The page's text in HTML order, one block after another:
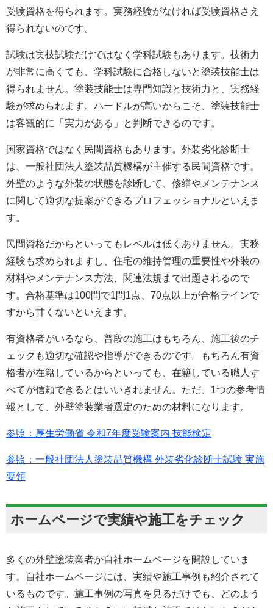
受験資格を得られます。実務経験がなければ受験資格さえ
得られないのです。
試験は実技試験だけではなく学科試験もあります。技術力
が非常に高くても、学科試験に合格しないと塗装技能士は
得られません。塗装技能士は専門知識と技術力と、実務経
験が求められます。ハードルが高いからこそ、塗装技能士
は客観的に「実力がある」と判断できるのです。
国家資格ではなく民間資格もあります。外装劣化診断士
は、一般社団法人塗装品質機構が主催する民間資格です。
外壁のような外装の状態を診断して、修繕やメンテナンス
に関して適切な提案ができるプロフェッショナルといえま
す。
民間資格だからといってもレベルは低くありません。実務
経験も求められますし、住宅の維持管理の重要性や外装の
材料やメンテナンス方法、関連法規まで出題されるので
す。合格基準は100問で1問1点、70点以上が合格ラインで
すから甘くないといえます。
有資格者がいるなら、普段の施工はもちろん、施工後のチ
ェックも適切な確認や指導ができるのです。もちろん有資
格者が在籍しているからといっても、在籍している職人す
べてが信頼できるとはいいきれません。ただ、1つの参考情
報として、外壁塗装業者選定のための材料になります。
参照：厚生労働省 令和7年度受験案内 技能検定
参照：一般社団法人塗装品質機構 外装劣化診断士試験 実施
要領
ホームページで実績や施工をチェック
多くの外壁塗装業者が自社ホームページを開設していま
す。自社ホームページには、実績や施工事例も紹介されて
いるものです。施工事例の写真を見るだけでも、どのよう